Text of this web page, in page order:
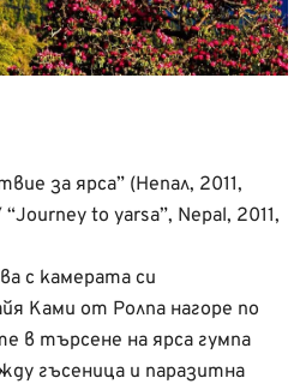
за ярса” (Непал, 2011,
to yarsa”, Nepal, 2011,
с камерата си
Ками от Ролпа нагоре по
в търсене на ярса гумпа
гъсеница и паразитна